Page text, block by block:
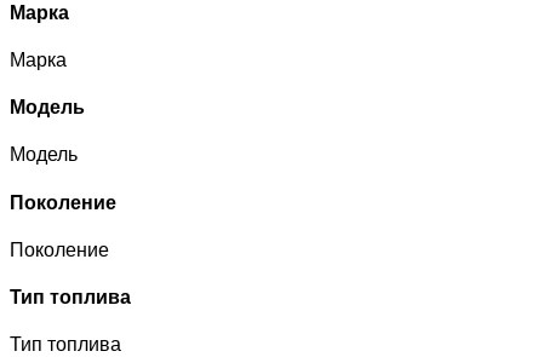
Марка
Марка
Модель
Модель
Поколение
Поколение
Тип топлива
Тип топлива